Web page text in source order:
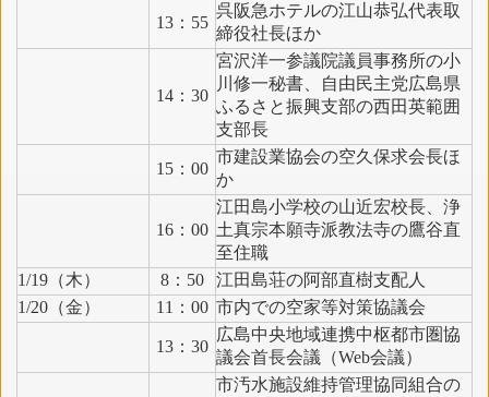
13：55
呉阪急ホテルの江山恭弘代表取
締役社長ほか
14：30
宮沢洋一参議院議員事務所の小
川修一秘書、自由民主党広島県
ふるさと振興支部の西田英範囲
支部長
15：00
市建設業協会の空久保求会長ほ
か
16：00
江田島小学校の山近宏校長、浄
土真宗本願寺派教法寺の鷹谷直
至住職
1/19（木）
8：50
江田島荘の阿部直樹支配人
1/20（金）
11：00 市内での空家等対策協議会
13：30
広島中央地域連携中枢都市圏協
議会首長会議（Web会議）
市汚水施設維持管理協同組合の